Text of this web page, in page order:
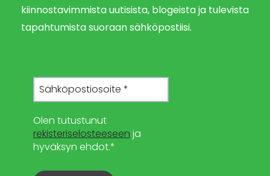
kiinnostavimmista uutisista, blogeista ja tulevista
tapahtumista suoraan sähköpostiisi.
Olen tutustunut
rekisteriselosteeseen ja
hyväksyn ehdot.*